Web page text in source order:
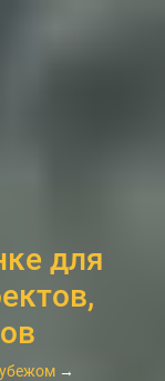
для
→